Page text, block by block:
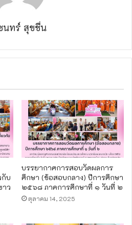
นทร์ สุขชื่น
กับ
ว
บรรยากาศการสอบวัดผลการ
ศึกษา (ข้อสอบกลาง) ปีการศึกษา
๒๕๖๘ ภาคการศึกษาที่ ๑ วันที่ ๒
ตุลาคม 14, 2025